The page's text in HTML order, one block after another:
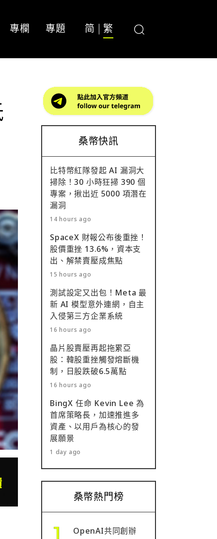
專欄 專題 简 繁
桑幣快訊
比特幣紅隊發起 AI 漏洞大
掃除！30 小時狂掃 390 個
專案，揪出近 5000 項潛在
漏洞
14 hours ago
SpaceX 財報公布後重挫！
股價重挫 13.6%，資本支
出、解禁賣壓成焦點
15 hours ago
測試設定又出包！Meta 最
新 AI 模型意外連網，自主
入侵第三方企業系統
16 hours ago
晶片股賣壓再起拖累亞
股：韓股重挫觸發熔斷機
制，日股跌破6.5萬點
16 hours ago
BingX 任命 Kevin Lee 為
首席策略長，加速推進多
資產、以用戶為核心的發
展願景
1 day ago
桑幣熱門榜
OpenAI共同創辦